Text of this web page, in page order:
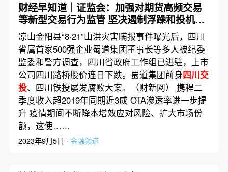
财经早知道｜证监会：加强对期货高频交易
等新型交易行为监管 坚决遏制浮躁和投机风
气滋长
凉山金阳县“8·21”山洪灾害瞒报事件曝光后，四川
省属首家500强企业蜀道集团董事长等多人被纪委
监委和警方调查，四川省政府工作组已进驻，上市
公司四川路桥股价连日下跌。蜀道集团前身四川交
投、四川铁投屡发腐败大案。（财新网） 携程二
季度收入超2019年同期近3成 OTA渗透率进一步提
升 疫情期间不断降本增效应对风险、扩大市场份
额，这使……
2023年9月5日 · 金融频道